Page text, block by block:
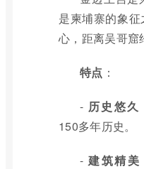
是柬埔寨的象
心，距离吴哥窟
特点 ：
- 历史悠久
150多年历史。
- 建筑精美